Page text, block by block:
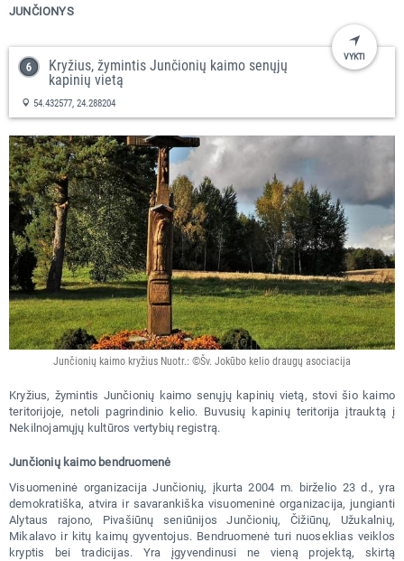
JUNČIONYS
Kryžius, žymintis Junčionių kaimo senųjų
kapinių vietą
54.432577, 24.288204
VYKTI
Junčionių kaimo kryžius Nuotr.: ©Šv. Jokūbo kelio draugų asociacija
Kryžius, žymintis Junčionių kaimo senųjų kapinių vietą, stovi šio kaimo
teritorijoje, netoli pagrindinio kelio. Buvusių kapinių teritorija įtrauktą į
Nekilnojamųjų kultūros vertybių registrą.
Junčionių kaimo bendruomenė
Visuomeninė organizacija Junčionių, įkurta 2004 m. birželio 23 d., yra
demokratiška, atvira ir savarankiška visuomeninė organizacija, jungianti
Alytaus rajono, Pivašiūnų seniūnijos Junčionių, Čižiūnų, Užukalnių,
Mikalavo ir kitų kaimų gyventojus. Bendruomenė turi nuoseklias veiklos
kryptis bei tradicijas. Yra įgyvendinusi ne vieną projektą, skirtą